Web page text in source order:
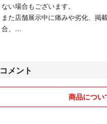
ない場合もございます。
また店舗展示中に痛みや劣化、掲
合、
誠に申し訳ございませんが、注文
在庫に関してや商品に対するお問
問い合わせ時間:12:00~20:00
◆上池袋店
コメント
商品につい